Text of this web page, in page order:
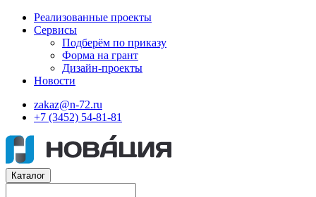
Реализованные проекты
Сервисы
Подберём по приказу
Форма на грант
Дизайн-проекты
Новости
zakaz@n-72.ru
+7 (3452) 54-81-81
Каталог